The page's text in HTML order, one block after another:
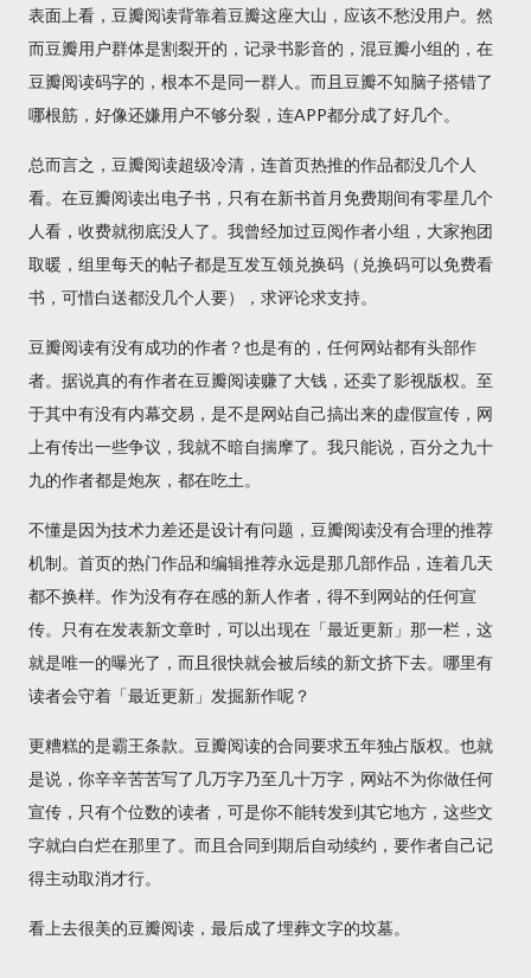
表面上看，豆瓣阅读背靠着豆瓣这座大山，应该不愁没用户。然
而豆瓣用户群体是割裂开的，记录书影音的，混豆瓣小组的，在
豆瓣阅读码字的，根本不是同一群人。而且豆瓣不知脑子搭错了
哪根筋，好像还嫌用户不够分裂，连APP都分成了好几个。
总而言之，豆瓣阅读超级冷清，连首页热推的作品都没几个人
看。在豆瓣阅读出电子书，只有在新书首月免费期间有零星几个
人看，收费就彻底没人了。我曾经加过豆阅作者小组，大家抱团
取暖，组里每天的帖子都是互发互领兑换码（兑换码可以免费看
书，可惜白送都没几个人要），求评论求支持。
豆瓣阅读有没有成功的作者？也是有的，任何网站都有头部作
者。据说真的有作者在豆瓣阅读赚了大钱，还卖了影视版权。至
于其中有没有内幕交易，是不是网站自己搞出来的虚假宣传，网
上有传出一些争议，我就不暗自揣摩了。我只能说，百分之九十
九的作者都是炮灰，都在吃土。
不懂是因为技术力差还是设计有问题，豆瓣阅读没有合理的推荐
机制。首页的热门作品和编辑推荐永远是那几部作品，连着几天
都不换样。作为没有存在感的新人作者，得不到网站的任何宣
传。只有在发表新文章时，可以出现在「最近更新」那一栏，这
就是唯一的曝光了，而且很快就会被后续的新文挤下去。哪里有
读者会守着「最近更新」发掘新作呢？
更糟糕的是霸王条款。豆瓣阅读的合同要求五年独占版权。也就
是说，你辛辛苦苦写了几万字乃至几十万字，网站不为你做任何
宣传，只有个位数的读者，可是你不能转发到其它地方，这些文
字就白白烂在那里了。而且合同到期后自动续约，要作者自己记
得主动取消才行。
看上去很美的豆瓣阅读，最后成了埋葬文字的坟墓。